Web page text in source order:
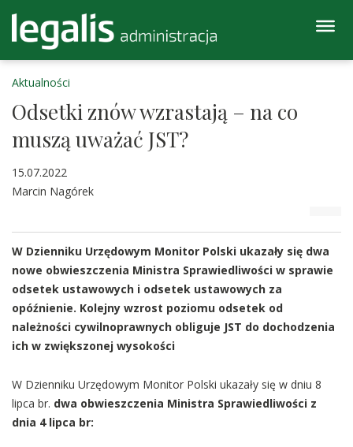
Aktualności
Odsetki znów wzrastają – na co
muszą uważać JST?
15.07.2022
Marcin Nagórek
W Dzienniku Urzędowym Monitor Polski ukazały się dwa
nowe obwieszczenia Ministra Sprawiedliwości w sprawie
odsetek ustawowych i odsetek ustawowych za
opóźnienie. Kolejny wzrost poziomu odsetek od
należności cywilnoprawnych obliguje JST do dochodzenia
ich w zwiększonej wysokości
W Dzienniku Urzędowym Monitor Polski ukazały się w dniu 8
lipca br. dwa obwieszczenia Ministra Sprawiedliwości z
dnia 4 lipca br: